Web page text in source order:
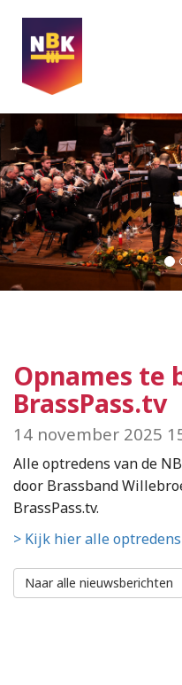
Opnames te
BrassPass.tv
14 november 2025
Alle optredens van de
door Brassband
BrassPass.tv.
> Kijk hier alle
Naar alle nieuwsberichten